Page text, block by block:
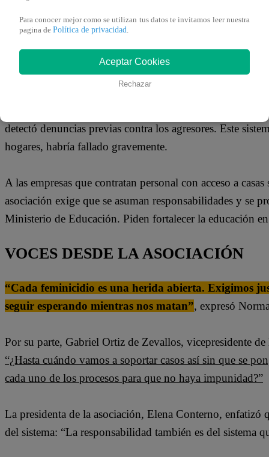
EXIGEN RESPUESTAS
El pronunciamiento también exhorta al Ministerio de la
detectó denuncias previas contra los agresores. Este
hogares, habría fallado gravemente.
A las empresas que contratan personal con acceso a
asociación exige que se asuman responsabilidades y se
Ministerio de Educación. Piden fortalecer la educación
VOCES DESDE LA ASOCIACIÓN
“Cada feminicidio es una herida abierta. Exigimos
seguir esperando mientras nos matan”, expresó
Por su parte, Gabriel Ortiz de Zevallos, vicepresidente
“¿Hasta cuándo vamos a soportar casos así sin que se
cada uno de los procesos para que no haya impunidad?”
La presidenta de la asociación, Elena Conterno,
del sistema: “La responsabilidad también es del sistema
Para conocer mejor como se utilizan tus datos te invitamos leer nuestra
pagina de Política de privacidad.
Aceptar Cookies
Rechazar